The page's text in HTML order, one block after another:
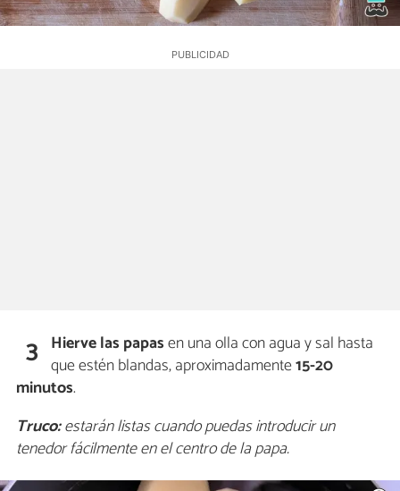
3 Hierve las papasen una olla con agua y sal hasta
que estén blandas, aproximadamente15-20
minutos.
Truco:estarán listas cuando puedas introducir un
tenedor fácilmente en el centro de la papa.